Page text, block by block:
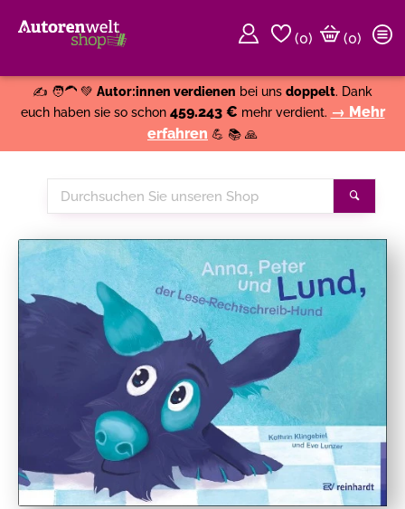
(0)
(0)
✍️ 🧑‍🦱 💚 Autor:innen verdienen bei uns doppelt. Dank
euch haben sie so schon 459.243 € mehr verdient. → Mehr
erfahren 💪 📚 🙏
Durchsuchen
Sie
Shop